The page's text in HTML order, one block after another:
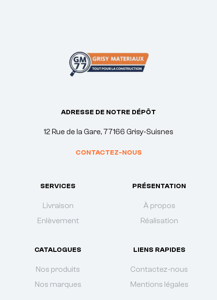
ADRESSE DE NOTRE DÉPÔT
12 Rue de la Gare, 77166 Grisy-Suisnes
CONTACTEZ-NOUS
SERVICES
Livraison
Enlèvement
PRÉSENTATION
À propos
Réalisation
CATALOGUES
Nos produits
Nos marques
LIENS RAPIDES
Contactez-nous
Mentions légales